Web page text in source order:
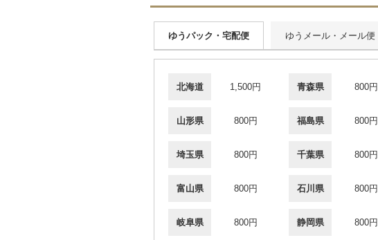
ゆうパック・宅配便 ゆうメール・メール便
北海道 1,500円 青森県 800円
山形県 800円 福島県 800円
埼玉県 800円 千葉県 800円
富山県 800円 石川県 800円
岐阜県 800円 静岡県 800円